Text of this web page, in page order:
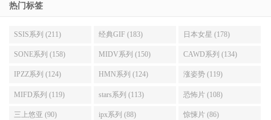
热门标签
SSIS系列 (211) 经典GIF (183) 日本女星 (178)
SONE系列 (158) MIDV系列 (150) CAWD系列 (134)
IPZZ系列 (124) HMN系列 (124) 涨姿势 (119)
MIFD系列 (119) stars系列 (113) 恐怖片 (108)
三上悠亚 (90) ipx系列 (88) 惊悚片 (86)